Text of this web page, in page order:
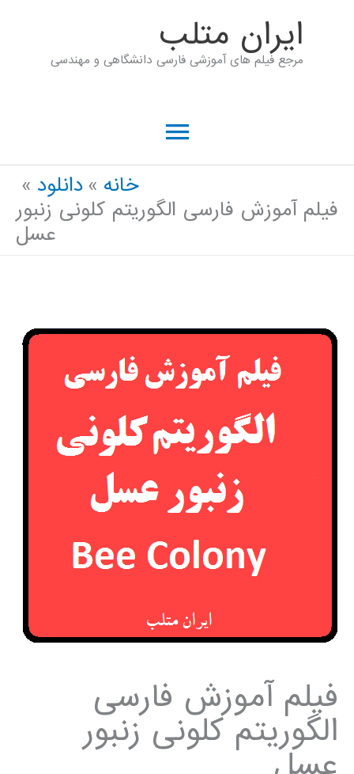
ايران متلب
مرجع فیلم های آموزشی فارسی دانشگاهی و مهندسی
فهرست
اصلیخانه
دانلود
فیلم آموزش فارسی الگوریتم کلونی زنبور
عسل
فیلم آموزش فارسی
الگوریتم کلونی زنبور